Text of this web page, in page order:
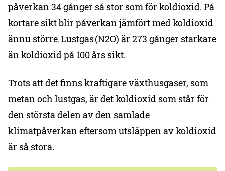
påverkan 34 gånger så stor som för koldioxid. På
kortare sikt blir påverkan jämfört med koldioxid
ännu större. Lustgas (N2O) är 273 gånger starkare
än koldioxid på 100 års sikt.
Trots att det finns kraftigare växthusgaser, som
metan och lustgas, är det koldioxid som står för
den största delen av den samlade
klimatpåverkan eftersom utsläppen av koldioxid
är så stora.​